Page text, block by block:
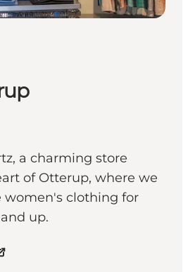
a charming store
of Otterup, where we
women's clothing for
up.